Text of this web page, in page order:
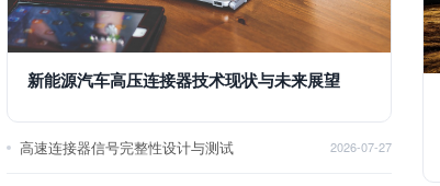
新能源汽车高压连接器技术现状与未来展望
高速连接器信号完整性设计与测试 2026-07-27